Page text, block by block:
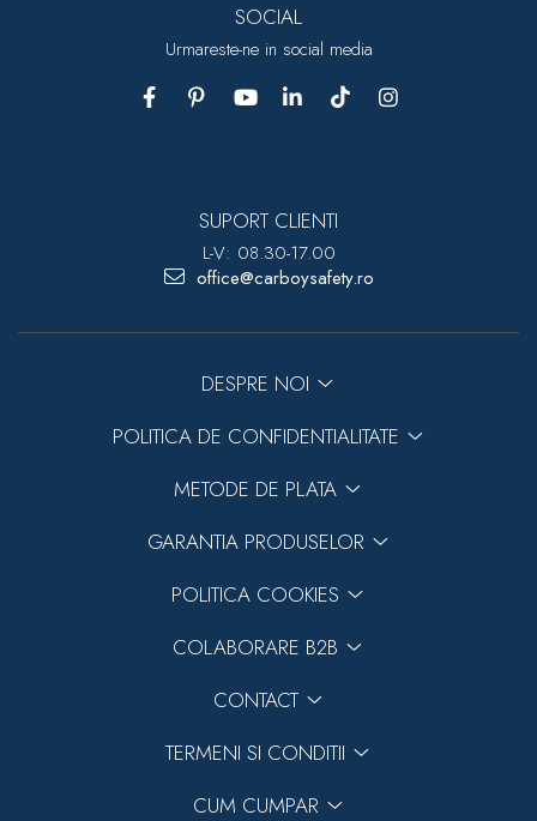
SOCIAL
Urmareste-ne in social media
SUPORT CLIENTI
L-V: 08.30-17.00
office@carboysafety.ro
DESPRE NOI
POLITICA DE CONFIDENTIALITATE
METODE DE PLATA
GARANTIA PRODUSELOR
POLITICA COOKIES
COLABORARE B2B
CONTACT
TERMENI SI CONDITII
CUM CUMPAR